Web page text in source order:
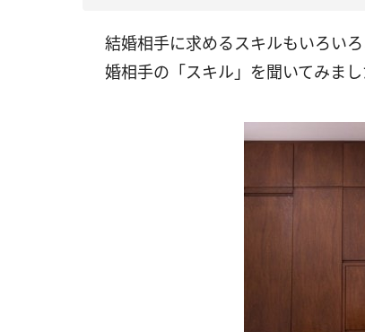
結婚相手に求めるスキルもいろい
婚相手の「スキル」を聞いてみまし